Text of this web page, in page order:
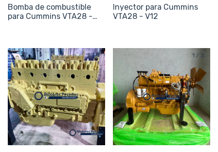
Bomba de combustible
para Cummins VTA28 -
Inyector para Cummins
VTA28 - V12
1/4 1 / 3